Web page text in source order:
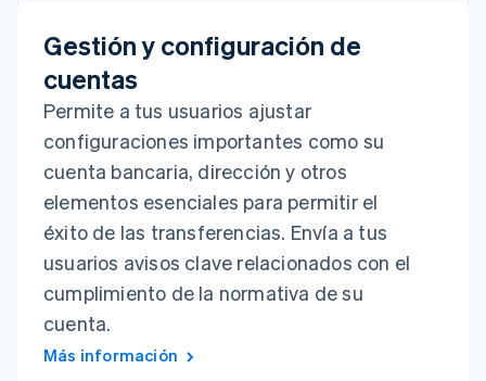
Gestión y configuración de
cuentas
Permite a tus usuarios ajustar
configuraciones importantes como su
cuenta bancaria, dirección y otros
elementos esenciales para permitir el
éxito de las transferencias. Envía a tus
usuarios avisos clave relacionados con el
cumplimiento de la normativa de su
cuenta.
Más información